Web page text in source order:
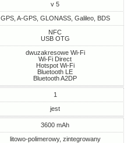
v 5
GPS, A-GPS, GLONASS, Galileo, BDS
NFC
USB OTG
dwuzakresowe Wi-Fi
Wi-Fi Direct
Hotspot Wi-Fi
Bluetooth LE
Bluetooth A2DP
1
jest
3600 mAh
litowo-polimerowy, zintegrowany